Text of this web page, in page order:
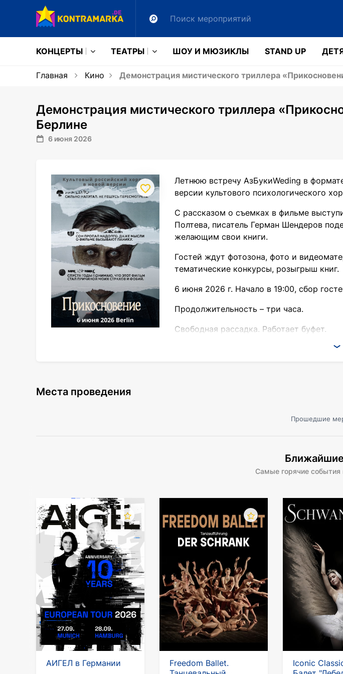
КОНЦЕРТЫ ТЕАТРЫ ШОУ И МЮЗИКЛЫ STAND UP
Главная Кино Демонстрация мистического триллера
Демонстрация мистического триллера
Берлине
6 июня 2026
Летнюю встречу АзБукиWeding в
версии культового психологического
С рассказом о съемках в фильме
Полтева, писатель Герман Шендеров
желающим свои книги.
Гостей ждут фотозона, фото и
тематические конкурсы, розыгрыш книг.
6 июня 2026 г. Начало в 19:00, сбор
Продолжительность – три часа.
Свободная рассадка. Работает буфет.
Места проведения
Прошедшие
Самые горячие события
АИГЕЛ в Германии
Freedom Ballet.
Iconic